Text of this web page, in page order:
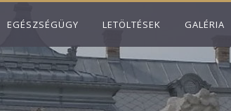
EGÉSZSÉGÜGY LETÖLTÉSEK GALÉRIA